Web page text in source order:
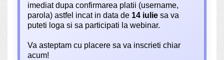
imediat dupa confirmarea platii (username,
parola) astfel incat in data de 14 iulie sa va
puteti loga si sa participati la webinar.
Va asteptam cu placere sa va inscrieti chiar
acum!